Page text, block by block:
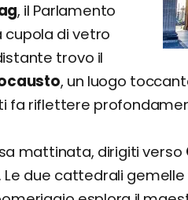
, il Parlamento
cupola di vetro
trovo il
, un luogo
fa riflettere
mattinata, dirigiti verso
Le due cattedrali